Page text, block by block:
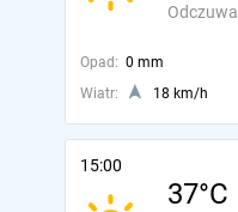
Opad: 0 mm
Wiatr:
18 km/h
15:00
37°C